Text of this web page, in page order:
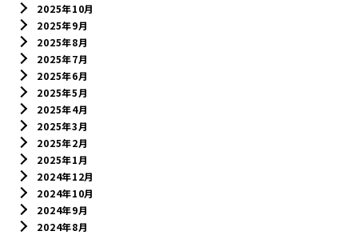
2025年10月
2025年9月
2025年8月
2025年7月
2025年6月
2025年5月
2025年4月
2025年3月
2025年2月
2025年1月
2024年12月
2024年10月
2024年9月
2024年8月